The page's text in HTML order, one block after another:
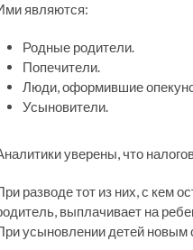
являются:
Родные родители.
Попечители.
Люди, оформившие
Усыновители.
уверены, что
разводе тот из них, с кем
выплачивает на
усыновлении детей новым